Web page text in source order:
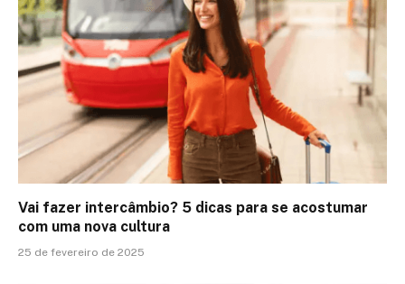
Vai fazer intercâmbio? 5 dicas para se acostumar
com uma nova cultura
25 de fevereiro de 2025